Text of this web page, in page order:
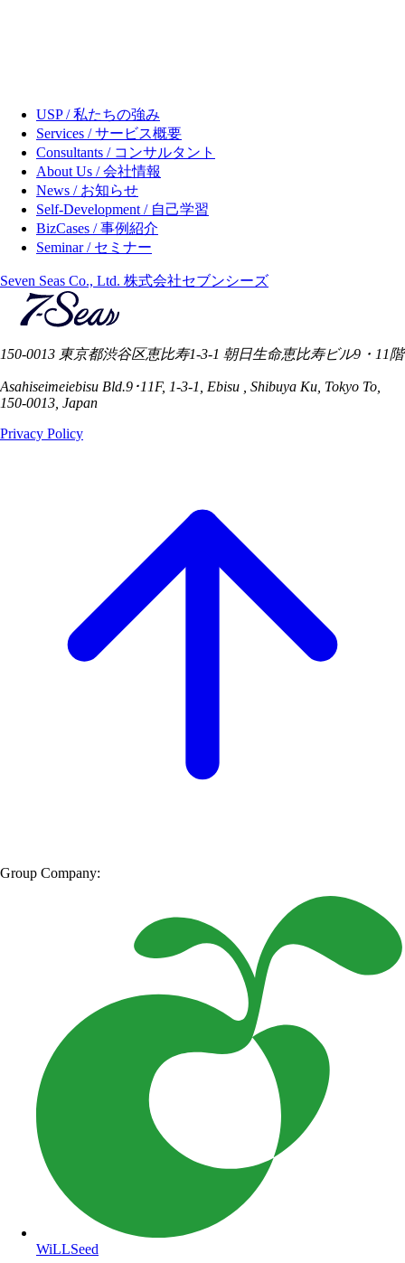
USP / 私たちの強み
Services / サービス概要
Consultants / コンサルタント
About Us / 会社情報
News / お知らせ
Self-Development / 自己学習
BizCases / 事例紹介
Seminar / セミナー
Seven Seas Co., Ltd. 株式会社セブンシーズ
150-0013 東京都渋谷区恵比寿1-3-1 朝日生命恵比寿ビル9・11階
Asahiseimeiebisu Bld.9･11F, 1-3-1, Ebisu , Shibuya Ku, Tokyo To,
150-0013, Japan
Privacy Policy
Group Company:
WiLLSeed